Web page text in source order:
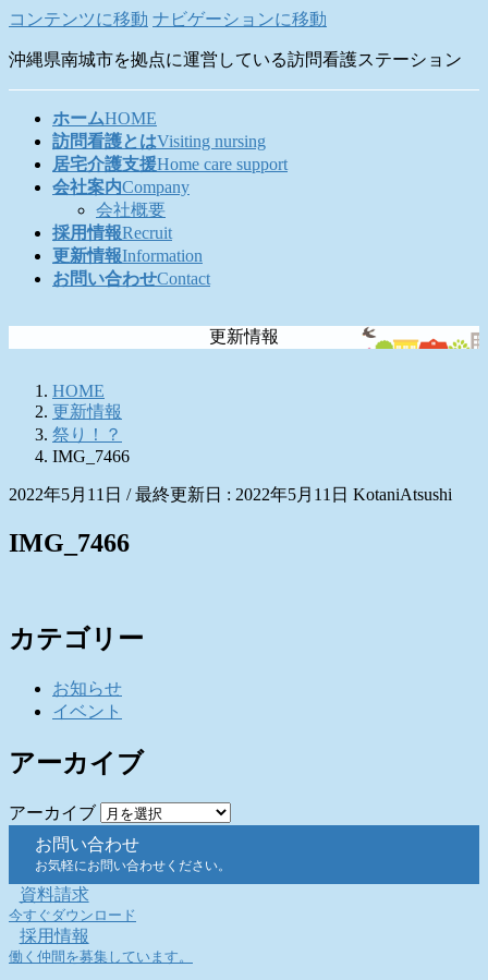
コンテンツに移動 ナビゲーションに移動
沖縄県南城市を拠点に運営している訪問看護ステーション
ホームHOME
訪問看護とはVisiting nursing
居宅介護支援Home care support
会社案内Company
会社概要
採用情報Recruit
更新情報Information
お問い合わせContact
更新情報
HOME
更新情報
祭り！？
IMG_7466
2022年5月11日 / 最終更新日 : 2022年5月11日 KotaniAtsushi
IMG_7466
カテゴリー
お知らせ
イベント
アーカイブ
アーカイブ
お問い合わせ
お気軽にお問い合わせください。
資料請求
今すぐダウンロード
採用情報
働く仲間を募集しています。